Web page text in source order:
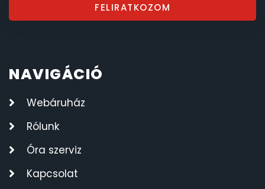
FELIRATKOZOM
NAVIGÁCIÓ
Webáruház
Rólunk
Óra szerviz
Kapcsolat